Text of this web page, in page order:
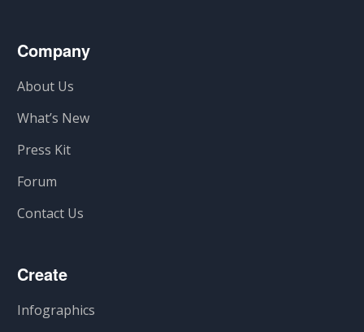
Company
About Us
What’s New
Press Kit
Forum
Contact Us
Create
Infographics